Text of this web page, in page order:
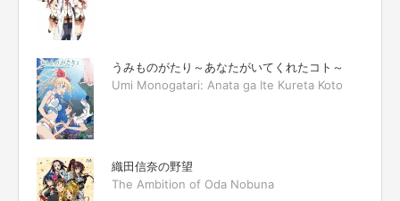
うみものがたり～あなたがいてくれたコト～
Umi Monogatari: Anata ga Ite Kureta Koto
織田信奈の野望
The Ambition of Oda Nobuna